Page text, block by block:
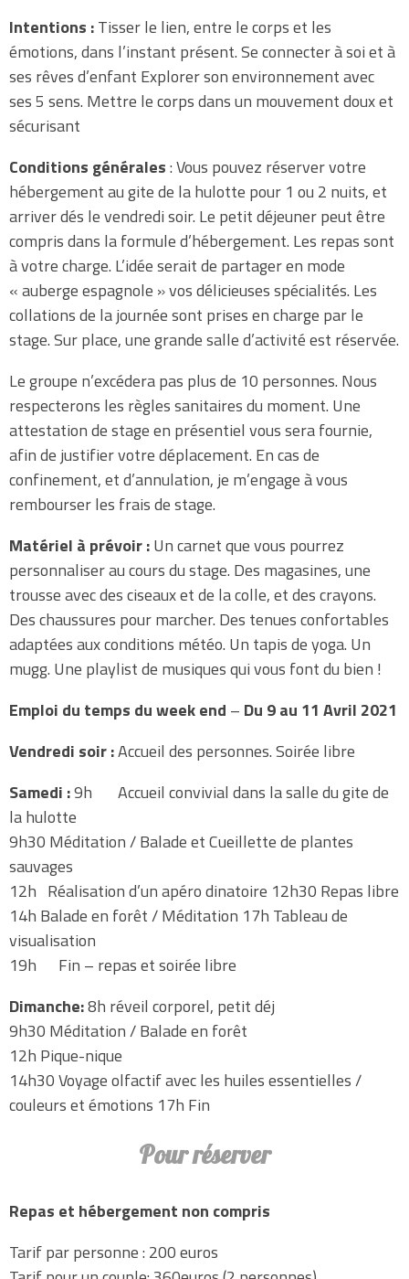
Intentions :Tisser le lien, entre le corps et les
émotions, dans l’instant présent. Se connecter à soi et à
ses rêves d’enfant Explorer son environnement avec
ses 5 sens. Mettre le corps dans un mouvement doux et
sécurisant
Conditions générales: Vous pouvez réserver votre
hébergement au gite de la hulotte pour 1 ou 2 nuits, et
arriver dés le vendredi soir. Le petit déjeuner peut être
compris dans la formule d’hébergement. Les repas sont
à votre charge. L’idée serait de partager en mode
« auberge espagnole » vos délicieuses spécialités. Les
collations de la journée sont prises en charge par le
stage. Sur place, une grande salle d’activité est réservée.
Le groupe n’excédera pas plus de 10 personnes. Nous
respecterons les règles sanitaires du moment. Une
attestation de stage en présentiel vous sera fournie,
afin de justifier votre déplacement. En cas de
confinement, et d’annulation, je m’engage à vous
rembourser les frais de stage.
Matériel à prévoir :Un carnet que vous pourrez
personnaliser au cours du stage. Des magasines, une
trousse avec des ciseaux et de la colle, et des crayons.
Des chaussures pour marcher. Des tenues confortables
adaptées aux conditions météo. Un tapis de yoga. Un
mugg. Une playlist de musiques qui vous font du bien !
Emploi du temps du week end – Du 9 au 11 Avril 2021
Vendredi soir :Accueil des personnes. Soirée libre
Samedi :9h Accueil convivial dans la salle du gite de
la hulotte
9h30 Méditation / Balade et Cueillette de plantes
sauvages
12h Réalisation d’un apéro dinatoire 12h30 Repas libre
14h Balade en forêt / Méditation 17h Tableau de
visualisation
19h Fin – repas et soirée libre
Dimanche:8h réveil corporel, petit déj
9h30 Méditation / Balade en forêt
12h Pique-nique
14h30 Voyage olfactif avec les huiles essentielles /
couleurs et émotions 17h Fin
Pour réserver
Repas et hébergement non compris
Tarif par personne : 200 euros